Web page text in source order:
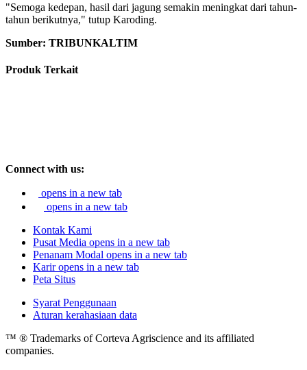
"Semoga kedepan, hasil dari jagung semakin meningkat dari tahun-
tahun berikutnya," tutup Karoding.
Sumber: TRIBUNKALTIM
Produk Terkait
Connect with us:
opens in a new tab
opens in a new tab
Kontak Kami
Pusat Media opens in a new tab
Penanam Modal opens in a new tab
Karir opens in a new tab
Peta Situs
Syarat Penggunaan
Aturan kerahasiaan data
™ ® Trademarks of Corteva Agriscience and its affiliated
companies.